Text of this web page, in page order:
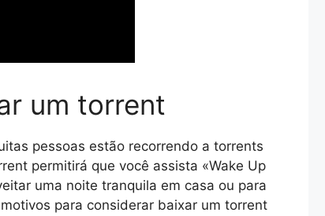
um torrent
pessoas estão recorrendo a torrents
permitirá que você assista «Wake Up
uma noite tranquila em casa ou para
para considerar baixar um torrent